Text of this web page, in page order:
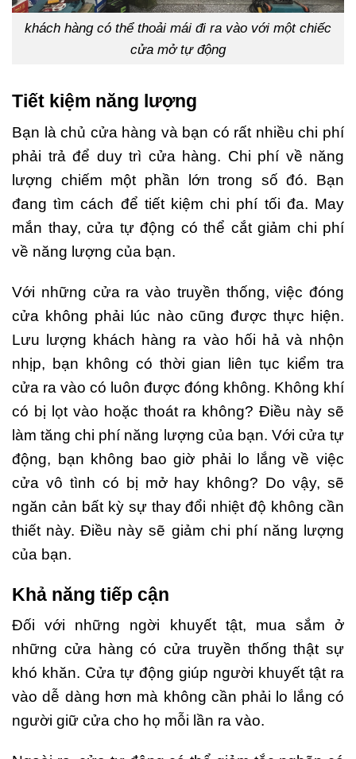
khách hàng có thể thoải mái đi ra vào với một chiếc
cửa mở tự động
Tiết kiệm năng lượng
Bạn là chủ cửa hàng và bạn có rất nhiều chi phí
phải trả để duy trì cửa hàng. Chi phí về năng
lượng chiếm một phần lớn trong số đó. Bạn
đang tìm cách để tiết kiệm chi phí tối đa. May
mắn thay, cửa tự động có thể cắt giảm chi phí
về năng lượng của bạn.
Với những cửa ra vào truyền thống, việc đóng
cửa không phải lúc nào cũng được thực hiện.
Lưu lượng khách hàng ra vào hối hả và nhộn
nhịp, bạn không có thời gian liên tục kiểm tra
cửa ra vào có luôn được đóng không. Không khí
có bị lọt vào hoặc thoát ra không? Điều này sẽ
làm tăng chi phí năng lượng của bạn. Với cửa tự
động, bạn không bao giờ phải lo lắng về việc
cửa vô tình có bị mở hay không? Do vậy, sẽ
ngăn cản bất kỳ sự thay đổi nhiệt độ không cần
thiết này. Điều này sẽ giảm chi phí năng lượng
của bạn.
Khả năng tiếp cận
Đối với những ngời khuyết tật, mua sắm ở
những cửa hàng có cửa truyền thống thật sự
khó khăn. Cửa tự động giúp người khuyết tật ra
vào dễ dàng hơn mà không cần phải lo lắng có
người giữ cửa cho họ mỗi lần ra vào.